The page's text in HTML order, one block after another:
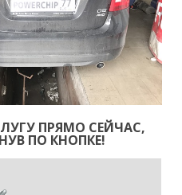
ПРЯМО СЕЙЧАС,
ПО КНОПКЕ!